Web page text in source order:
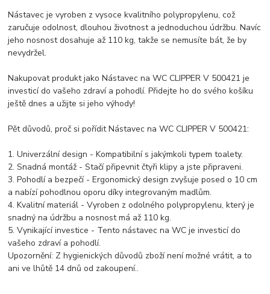
Nástavec je vyroben z vysoce kvalitního polypropylenu, což
zaručuje odolnost, dlouhou životnost a jednoduchou údržbu. Navíc
jeho nosnost dosahuje až 110 kg, takže se nemusíte bát, že by
nevydržel.
Nakupovat produkt jako Nástavec na WC CLIPPER V 500421 je
investicí do vašeho zdraví a pohodlí. Přidejte ho do svého košíku
ještě dnes a užijte si jeho výhody!
Pět důvodů, proč si pořídit Nástavec na WC CLIPPER V 500421:
1. Univerzální design - Kompatibilní s jakýmkoli typem toalety.
2. Snadná montáž - Stačí připevnit čtyři klipy a jste připraveni.
3. Pohodlí a bezpečí - Ergonomický design zvyšuje posed o 10 cm
a nabízí pohodlnou oporu díky integrovaným madlům.
4. Kvalitní materiál - Vyroben z odolného polypropylenu, který je
snadný na údržbu a nosnost má až 110 kg.
5. Vynikající investice - Tento nástavec na WC je investicí do
vašeho zdraví a pohodlí.
Upozornění: Z hygienických důvodů zboží není možné vrátit, a to
ani ve lhůtě 14 dnů od zakoupení..